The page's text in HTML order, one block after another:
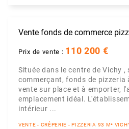
Vente fonds de commerce
Prix de vente : 110 200 €
Située dans le centre de Vichy ,
commerçant, fonds de pizzeria
vente sur place et à emporter,
emplacement idéal.
intérieur ...
VENTE - CRÊPERIE - PIZZERIA 93 M²